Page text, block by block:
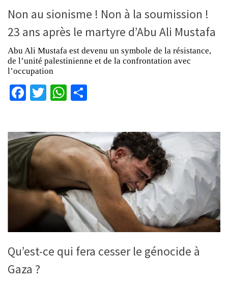
Non au sionisme ! Non à la soumission !
23 ans après le martyre d’Abu Ali Mustafa
Abu Ali Mustafa est devenu un symbole de la résistance,
de l’unité palestinienne et de la confrontation avec
l’occupation
Facebook
TwitterWhatsApp
Qu’est-ce qui fera cesser le génocide à
Gaza ?